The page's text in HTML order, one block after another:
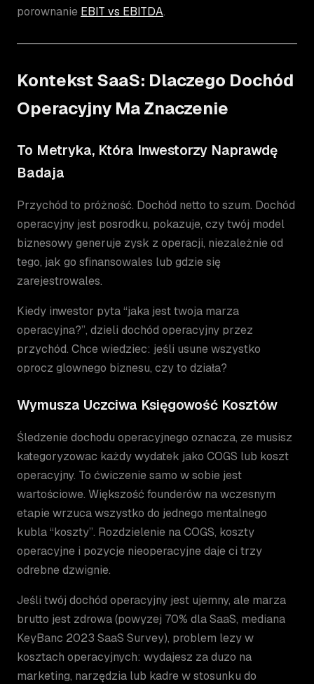
porownanie EBIT vs EBITDA.
Kontekst SaaS: Dlaczego Dochód
Operacyjny Ma Znaczenie
To Metryka, Która Inwestorzy Naprawdę
Badaja
Przychód to próżność. Dochód netto to szum. Dochód
operacyjny jest posrodku, pokazuje, czy twój model
biznesowy generuje zysk z operacji, niezależnie od
tego, jak go sfinansowales lub gdzie się
zarejestrowales.
Kiedy inwestor pyta “jaka jest twoja marza
operacyjna?”, dzieli dochód operacyjny przez
przychód. Chce wiedziec: jeśli usune wszystko
oprocz glownego biznesu, czy to działa?
Wymusza Uczciwa Księgowość Kosztów
Śledzenie dochodu operacyjnego oznacza, ze musisz
kategoryzowac każdy wydatek jako COGS lub koszt
operacyjny. To ćwiczenie samo w sobie jest
wartościowe. Większość founderów na wczesnym
etapie wrzuca wszystko do jednego mentalnego
kubla “koszty”. Rozdzielenie na COGS, koszty
operacyjne i pozycje nieoperacyjne daje ci trzy
odrebne dzwignie.
Jeśli twój dochód operacyjny jest ujemny, ale marza
brutto jest zdrowa (powyzej 70% dla SaaS, mediana
KeyBanc 2023 SaaS Survey), problem lezy w
kosztach operacyjnych: wydajesz za duzo na
marketing, narzędzia lub kadre w stosunku do